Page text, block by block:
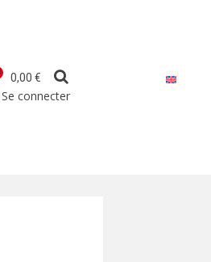
0,00 €
Se connecter